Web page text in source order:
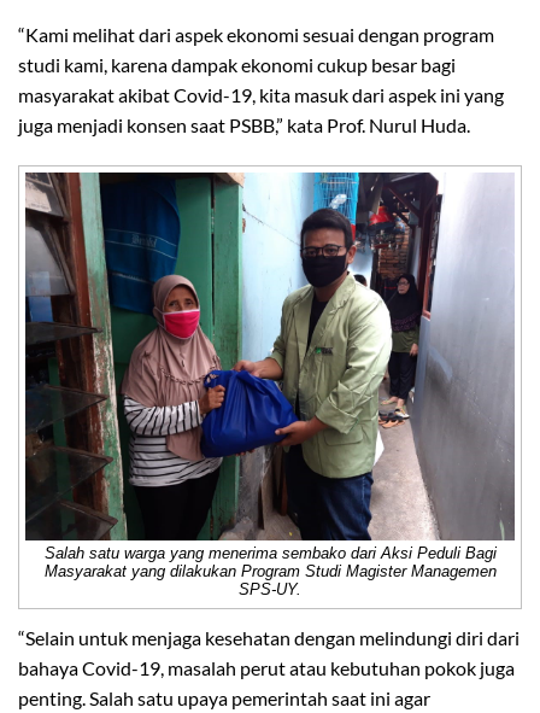
“Kami melihat dari aspek ekonomi sesuai dengan program
studi kami, karena dampak ekonomi cukup besar bagi
masyarakat akibat Covid-19, kita masuk dari aspek ini yang
juga menjadi konsen saat PSBB,” kata Prof. Nurul Huda.
Salah satu warga yang menerima sembako dari Aksi Peduli Bagi
Masyarakat yang dilakukan Program Studi Magister Managemen
SPS-UY.
“Selain untuk menjaga kesehatan dengan melindungi diri dari
bahaya Covid-19, masalah perut atau kebutuhan pokok juga
penting. Salah satu upaya pemerintah saat ini agar